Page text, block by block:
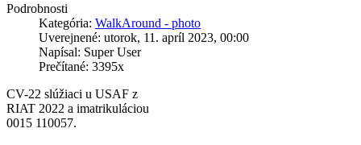
Podrobnosti
Kategória: WalkAround - photo
Uverejnené: utorok, 11. apríl 2023, 00:00
Napísal: Super User
Prečítané: 3395x
CV-22 slúžiaci u USAF z
RIAT 2022 a imatrikuláciou
0015 110057.